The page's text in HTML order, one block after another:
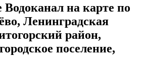
Водоканал на карте по
Ленинградская
район,
поселение,